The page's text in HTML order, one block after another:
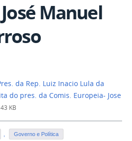
Manuel
da Rep. Luiz Inacio Lula da
do pres. da Comis. Europeia- Jose
KB
Governo e Política